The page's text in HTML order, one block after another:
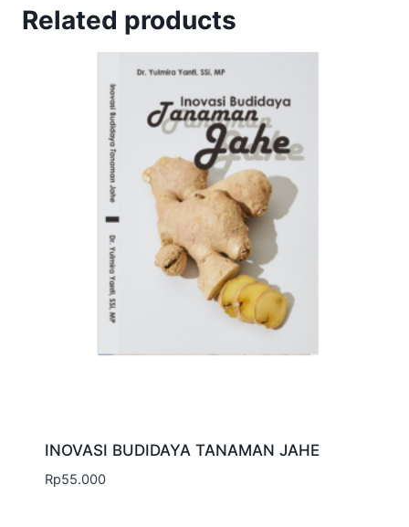
Related products
INOVASI BUDIDAYA TANAMAN JAHE
Rp55.000